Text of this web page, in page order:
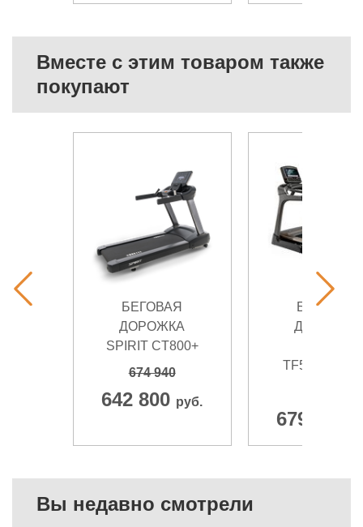
Вместе с этим товаром также
покупают
БЕГОВАЯ
ДОРОЖКА
SPIRIT CT800+
674 940
642 800 руб.
БЕГОВАЯ
ДОРОЖКА
TF50XIR,
679 990
Вы недавно смотрели